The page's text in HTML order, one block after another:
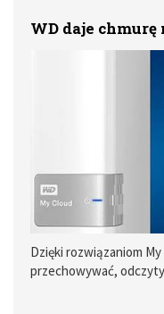
WD daje chmurę
Dzięki rozwiązaniom
przechowywać,